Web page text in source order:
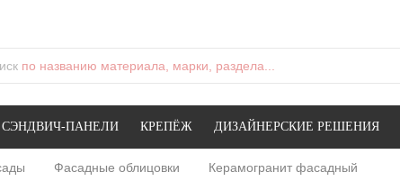
по названию материала, марки, раздела...
СЭНДВИЧ-ПАНЕЛИ КРЕПЁЖ ДИЗАЙНЕРСКИЕ РЕШЕНИЯ
Фасадные облицовки Керамогранит фасадный